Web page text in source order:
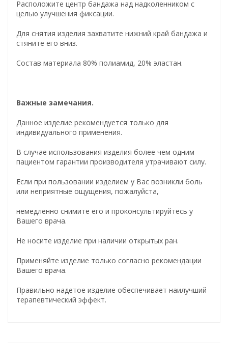
Расположите центр бандажа над надколенником с
целью улучшения фиксации.
Для снятия изделия захватите нижний край бандажа и
стяните его вниз.
Состав материала 80% полиамид, 20% эластан.
Важные замечания.
Данное изделие рекомендуется только для
индивидуального применения.
В случае использования изделия более чем одним
пациентом гарантии производителя утрачивают силу.
Если при пользовании изделием у Вас возникли боль
или неприятные ощущения, пожалуйста,
немедленно снимите его и проконсультируйтесь у
Вашего врача.
Не носите изделие при наличии открытых ран.
Применяйте изделие только согласно рекомендации
Вашего врача.
Правильно надетое изделие обеспечивает наилучший
терапевтический эффект.